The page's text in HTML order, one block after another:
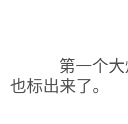
第一个大
也标出来了。